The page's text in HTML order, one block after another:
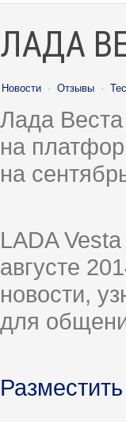
ЛАДА
Новости · Отзывы ·
Лада
на
на
LADA
августе
новости,
для